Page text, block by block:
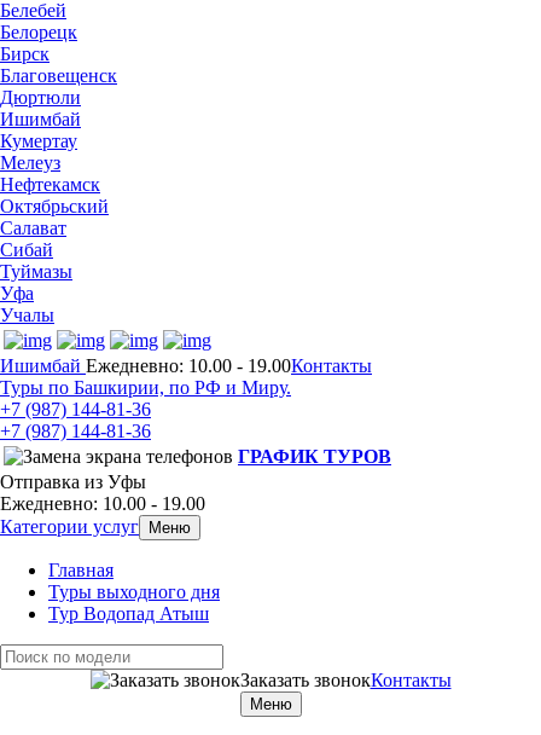
Белебей
Белорецк
Бирск
Благовещенск
Дюртюли
Ишимбай
Кумертау
Мелеуз
Нефтекамск
Октябрьский
Салават
Сибай
Туймазы
Уфа
Учалы
Ишимбай Ежедневно: 10.00 - 19.00Контакты
Туры по Башкирии, по РФ и Миру.
+7 (987) 144-81-36
+7 (987) 144-81-36
ГРАФИК ТУРОВ
Отправка из Уфы
Ежедневно: 10.00 - 19.00
Категории услуг
Меню
Главная
Туры выходного дня
Тур Водопад Атыш
Заказать звонокКонтакты
Меню